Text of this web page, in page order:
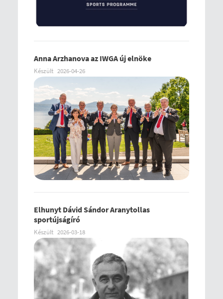
Anna Arzhanova az IWGA új elnöke
Készült 2026-04-26
Elhunyt Dávid Sándor Aranytollas
sportújságíró
Készült 2026-03-18